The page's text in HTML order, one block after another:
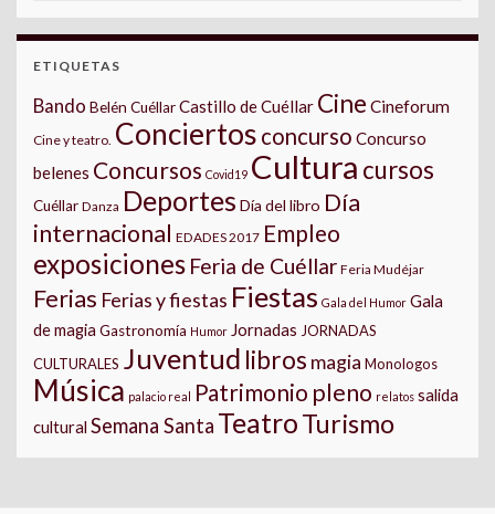
ETIQUETAS
Bando Belén CuéllarCastillo de Cuéllar Cine Cineforum
Cine y teatro. Conciertos concurso Concurso
belenes Concursos Covid19 Cultura cursos
Cuéllar Danza Deportes Día del libro Día
internacional EDADES 2017 Empleo
exposiciones Feria de Cuéllar Feria Mudéjar
Ferias Ferias y fiestas Fiestas Gala del Humor Gala
de magia Gastronomía Humor Jornadas JORNADAS
CULTURALES Juventud libros magia Monologos
Música palacio real Patrimonio pleno relatos salida
cultural Semana Santa TeatroTurismo